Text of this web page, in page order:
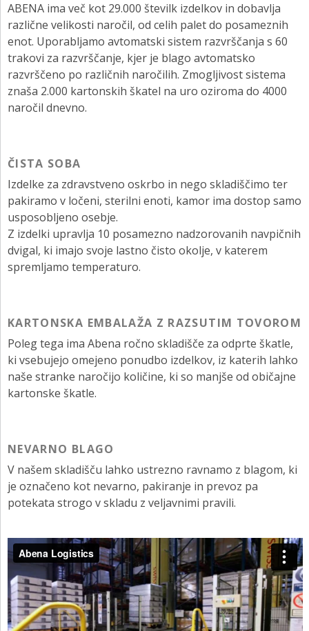
ABENA ima več kot 29.000 številk izdelkov in dobavlja
različne velikosti naročil, od celih palet do posameznih
enot. Uporabljamo avtomatski sistem razvrščanja s 60
trakovi za razvrščanje, kjer je blago avtomatsko
razvrščeno po različnih naročilih. Zmogljivost sistema
znaša 2.000 kartonskih škatel na uro oziroma do 4000
naročil dnevno.
ČISTA SOBA
Izdelke za zdravstveno oskrbo in nego skladiščimo ter
pakiramo v ločeni, sterilni enoti, kamor ima dostop samo
usposobljeno osebje.
Z izdelki upravlja 10 posamezno nadzorovanih navpičnih
dvigal, ki imajo svoje lastno čisto okolje, v katerem
spremljamo temperaturo.
KARTONSKA EMBALAŽA Z RAZSUTIM TOVOROM
Poleg tega ima Abena ročno skladišče za odprte škatle,
ki vsebujejo omejeno ponudbo izdelkov, iz katerih lahko
naše stranke naročijo količine, ki so manjše od običajne
kartonske škatle.
NEVARNO BLAGO
V našem skladišču lahko ustrezno ravnamo z blagom, ki
je označeno kot nevarno, pakiranje in prevoz pa
potekata strogo v skladu z veljavnimi pravili.